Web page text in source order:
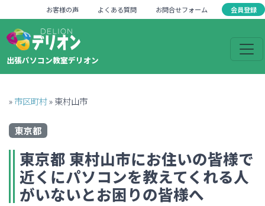
お客様の声 よくある質問 お問合せフォーム 会員登録
出張パソコン教室デリオン
»市区町村»東村山市
東京都
東京都 東村山市にお住いの皆様で
近くにパソコンを教えてくれる人
がいないとお困りの皆様へ